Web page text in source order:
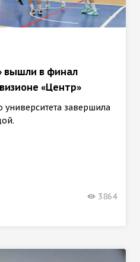
вышли в финал
«Центр»
завершила
3864